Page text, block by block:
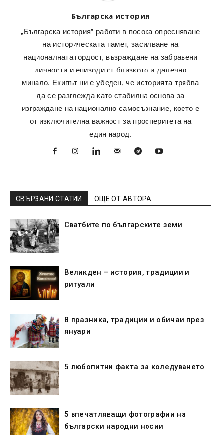
Българска история
„Българска история” работи в посока опресняване
на историческата памет, засилване на
националната гордост, възраждане на забравени
личности и епизоди от близкото и далечно
минало. Екипът ни е убеден, че историята трябва
да се разглежда като стабилна основа за
изграждане на национално самосъзнание, което е
от изключителна важност за просперитета на
един народ.
СВЪРЗАНИ СТАТИИ ОЩЕ ОТ АВТОРА
Сватбите по българските земи
Великден – история, традиции и
ритуали
8 празника, традиции и обичаи през
януари
5 любопитни факта за коледуването
5 впечатляващи фотографии на
български народни носии